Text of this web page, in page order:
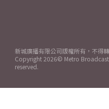
新城廣播有限公司版權所有，不得
Copyright 2026© Metro
reserved.